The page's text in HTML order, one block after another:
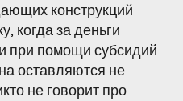
конструкций
когда за деньги
при помощи субсидий
оставляются не
не говорит про